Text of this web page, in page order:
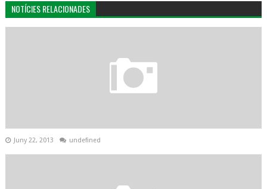
NOTÍCIES RELACIONADES
Juny 22, 2013 undefined